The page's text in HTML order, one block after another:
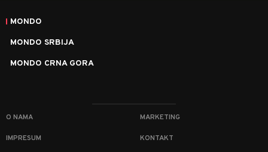
MONDO
MONDO SRBIJA
MONDO CRNA GORA
O NAMA MARKETING
IMPRESUM KONTAKT